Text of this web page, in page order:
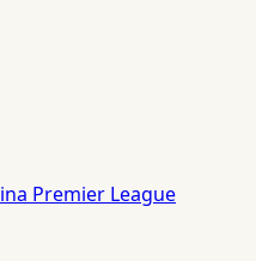
Premier League